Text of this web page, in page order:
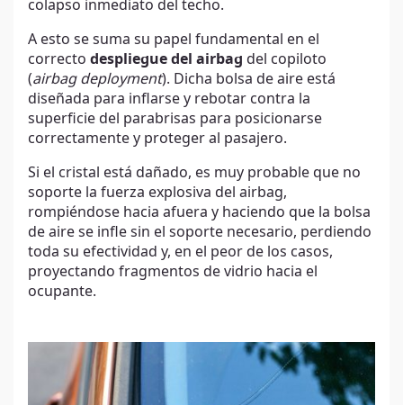
colapso inmediato del techo.
A esto se suma su papel fundamental en el
correcto despliegue del airbag del copiloto
(airbag deployment). Dicha bolsa de aire está
diseñada para inflarse y rebotar contra la
superficie del parabrisas para posicionarse
correctamente y proteger al pasajero.
Si el cristal está dañado, es muy probable que no
soporte la fuerza explosiva del airbag,
rompiéndose hacia afuera y haciendo que la bolsa
de aire se infle sin el soporte necesario, perdiendo
toda su efectividad y, en el peor de los casos,
proyectando fragmentos de vidrio hacia el
ocupante.